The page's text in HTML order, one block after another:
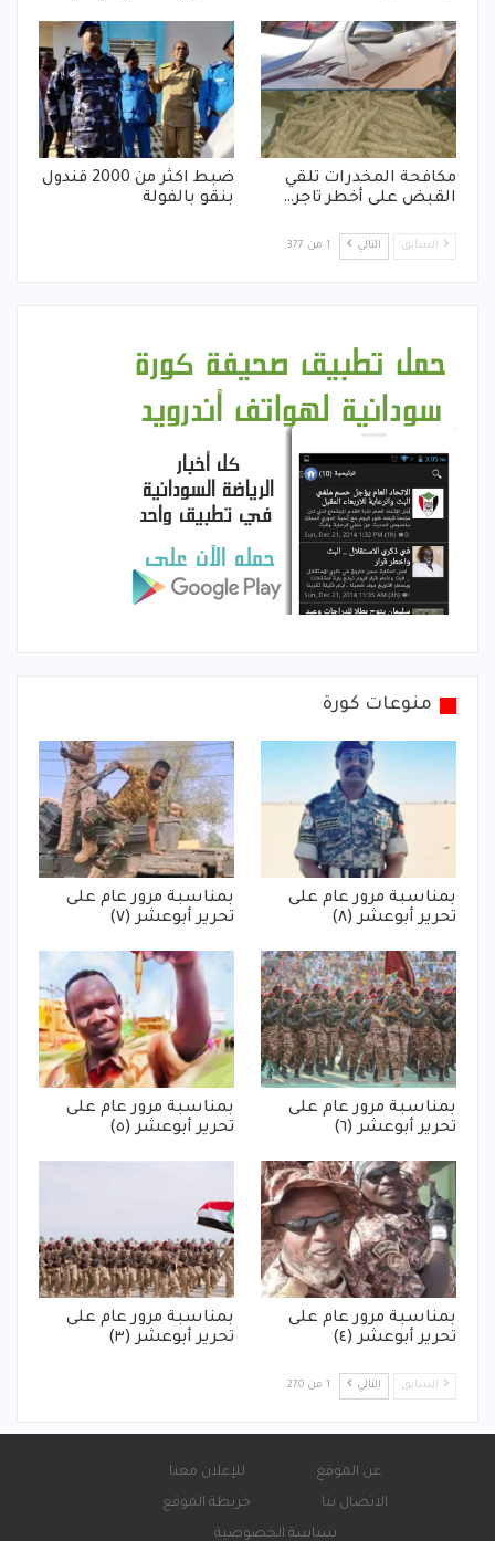
مكافحة المخدرات تلقي
القبض على أخطر تاجر…
ضبط اكثر من 2000 قندول
بنقو بالفولة
السابق التالي 1 من 377
منوعات كورة
بمناسبة مرور عام على
تحرير أبوعشر (٨)
بمناسبة مرور عام على
تحرير أبوعشر (٧)
بمناسبة مرور عام على
تحرير أبوعشر (٦)
بمناسبة مرور عام على
تحرير أبوعشر (٥)
بمناسبة مرور عام على
تحرير أبوعشر (٤)
بمناسبة مرور عام على
تحرير أبوعشر (٣)
السابق التالي 1 من 270
عن الموقع
للإعلان معنا
الاتصال بنا
خريطة الموقع
سياسة الخصوصية